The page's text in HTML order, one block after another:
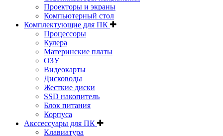
Проекторы и экраны
Компьютерный стол
Комплектующие для ПК
Процессоры
Кулера
Материнские платы
ОЗУ
Видеокарты
Дисководы
Жесткие диски
SSD накопитель
Блок питания
Корпуса
Акссессуары для ПК
Клавиатура